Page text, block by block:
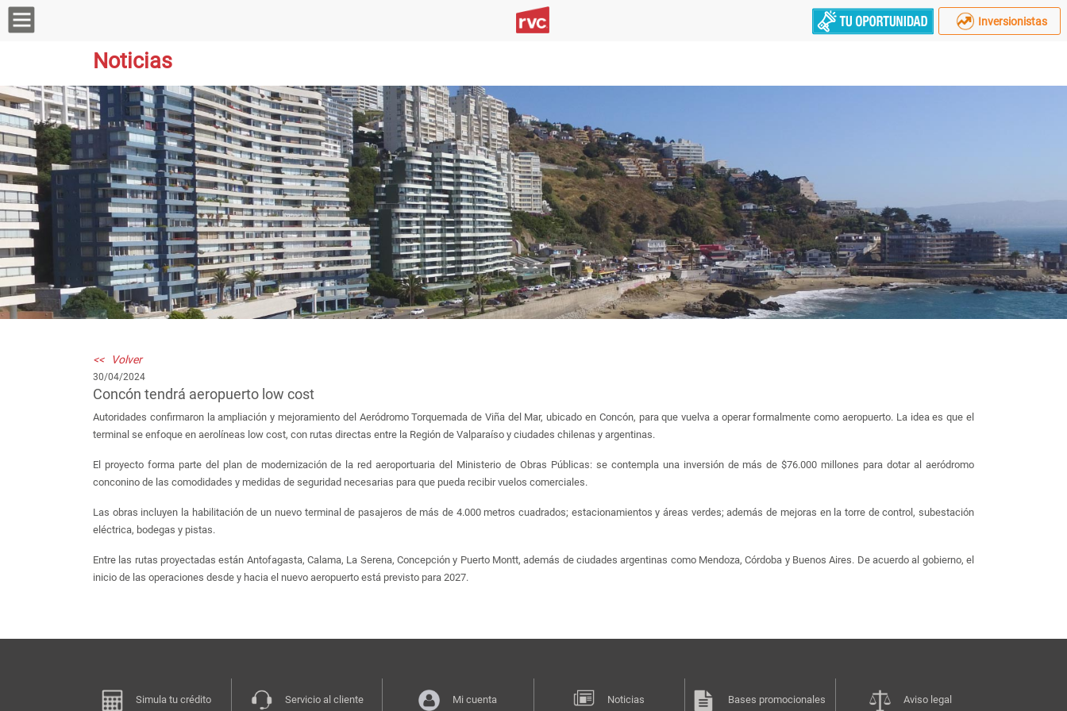
Inversionistas
Noticias
<< Volver
30/04/2024
Concón tendrá aeropuerto low cost
Autoridades confirmaron la ampliación y mejoramiento del Aeródromo Torquemada de Viña del Mar, ubicado en Concón, para que vuelva a operar formalmente como aeropuerto. La idea es que el
terminal se enfoque en aerolíneas low cost, con rutas directas entre la Región de Valparaíso y ciudades chilenas y argentinas.
El proyecto forma parte del plan de modernización de la red aeroportuaria del Ministerio de Obras Públicas: se contempla una inversión de más de $76.000 millones para dotar al aeródromo
conconino de las comodidades y medidas de seguridad necesarias para que pueda recibir vuelos comerciales.
Las obras incluyen la habilitación de un nuevo terminal de pasajeros de más de 4.000 metros cuadrados; estacionamientos y áreas verdes; además de mejoras en la torre de control, subestación
eléctrica, bodegas y pistas.
Entre las rutas proyectadas están Antofagasta, Calama, La Serena, Concepción y Puerto Montt, además de ciudades argentinas como Mendoza, Córdoba y Buenos Aires. De acuerdo al gobierno, el
inicio de las operaciones desde y hacia el nuevo aeropuerto está previsto para 2027.
Simula tu crédito Servicio al cliente Mi cuenta Noticias Bases promocionales Aviso legal